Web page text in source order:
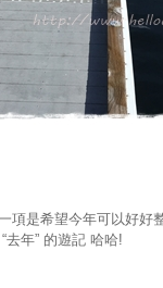
項是希望今年可以好好
“去年” 的遊記 哈哈!